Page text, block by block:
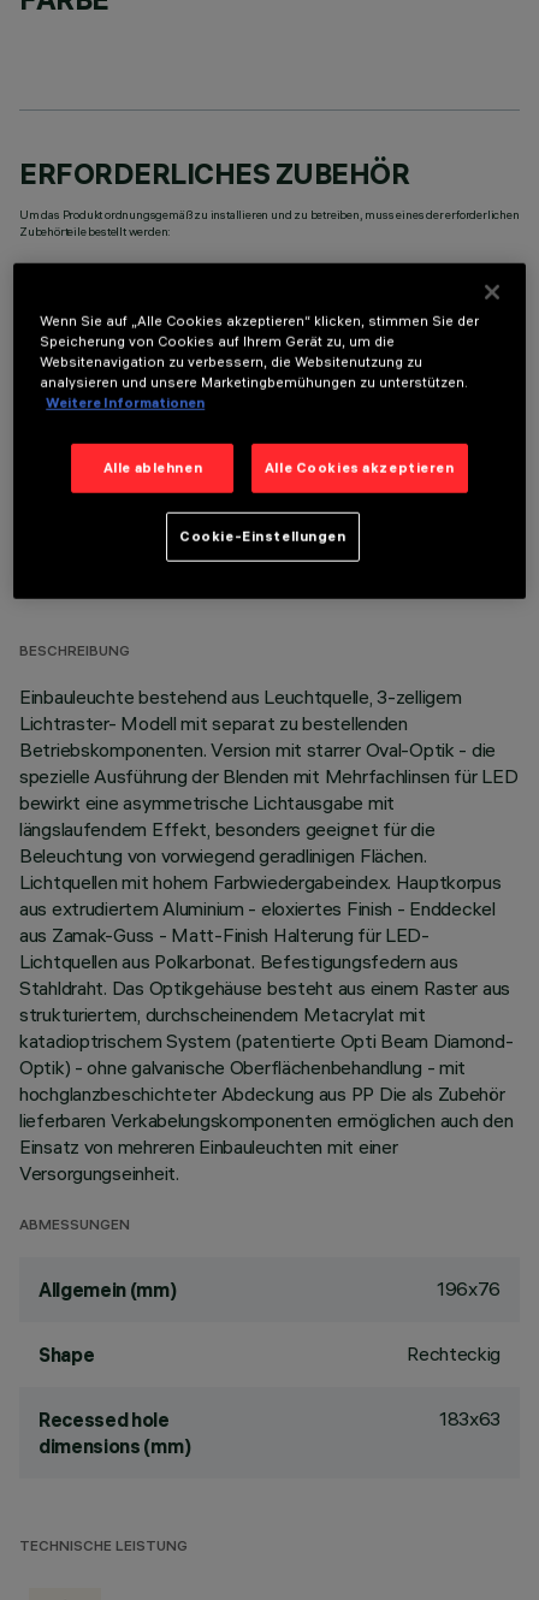
ERFORDERLICHES ZUBEHÖR
Um das Produkt ordnungsgemäß zu installieren und zu betreiben, muss eines der erforderlichen
Zubehörteile bestellt werden:
OPTIONALE KOMPONENTEN
TECHNISCHE DATEN
BESCHREIBUNG
Einbauleuchte bestehend aus Leuchtquelle, 3-zelligem
Lichtraster- Modell mit separat zu bestellenden
Betriebskomponenten. Version mit starrer Oval-Optik - die
spezielle Ausführung der Blenden mit Mehrfachlinsen für LED
bewirkt eine asymmetrische Lichtausgabe mit
längslaufendem Effekt, besonders geeignet für die
Beleuchtung von vorwiegend geradlinigen Flächen.
Lichtquellen mit hohem Farbwiedergabeindex. Hauptkorpus
aus extrudiertem Aluminium - eloxiertes Finish - Enddeckel
aus Zamak-Guss - Matt-Finish Halterung für LED-
Lichtquellen aus Polkarbonat. Befestigungsfedern aus
Stahldraht. Das Optikgehäuse besteht aus einem Raster aus
strukturiertem, durchscheinendem Metacrylat mit
katadioptrischem System (patentierte Opti Beam Diamond-
Optik) - ohne galvanische Oberflächenbehandlung - mit
hochglanzbeschichteter Abdeckung aus PP Die als Zubehör
lieferbaren Verkabelungskomponenten ermöglichen auch den
Einsatz von mehreren Einbauleuchten mit einer
Versorgungseinheit.
ABMESSUNGEN
Allgemein (mm) 196x76
Shape Rechteckig
Recessed hole
dimensions (mm)
183x63
TECHNISCHE LEISTUNG
Wenn Sie auf „Alle Cookies akzeptieren“ klicken, stimmen Sie der
Speicherung von Cookies auf Ihrem Gerät zu, um die
Websitenavigation zu verbessern, die Websitenutzung zu
analysieren und unsere Marketingbemühungen zu unterstützen.
Weitere Informationen
Alle ablehnen Alle Cookies akzeptieren
Cookie-Einstellungen